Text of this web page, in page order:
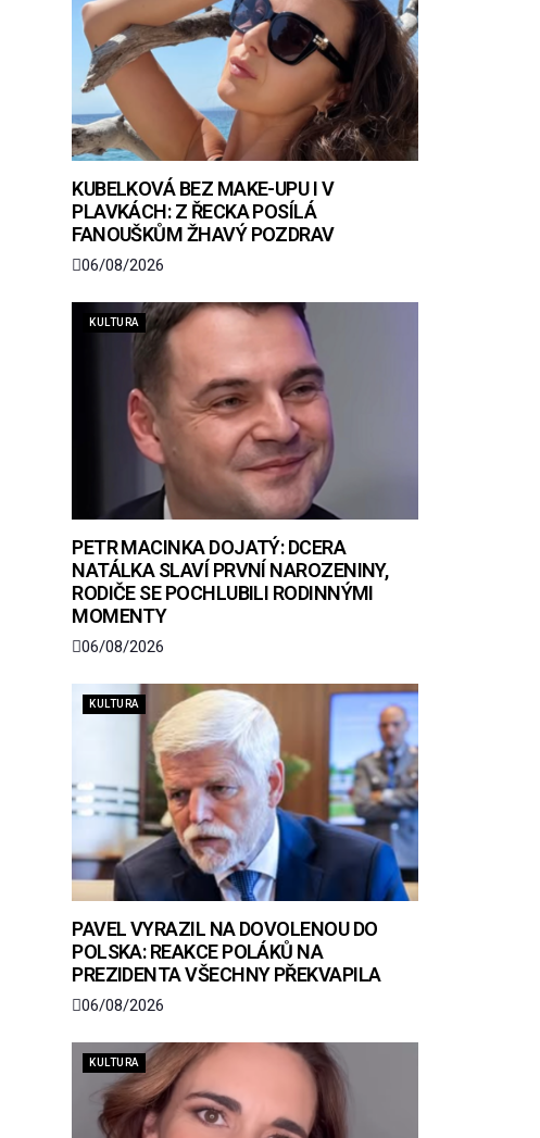
KUBELKOVÁ BEZ MAKE-UPU I V
PLAVKÁCH: Z ŘECKA POSÍLÁ
FANOUŠKŮM ŽHAVÝ POZDRAV
06/08/2026
KULTURA
PETR MACINKA DOJATÝ: DCERA
NATÁLKA SLAVÍ PRVNÍ NAROZENINY,
RODIČE SE POCHLUBILI RODINNÝMI
MOMENTY
06/08/2026
KULTURA
PAVEL VYRAZIL NA DOVOLENOU DO
POLSKA: REAKCE POLÁKŮ NA
PREZIDENTA VŠECHNY PŘEKVAPILA
06/08/2026
KULTURA